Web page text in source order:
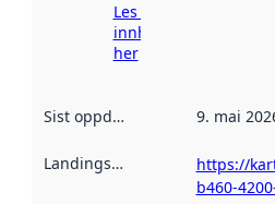
Les meir om
innhenting
her
Sist oppdatert 9. mai
Landingsside
https://
b460-